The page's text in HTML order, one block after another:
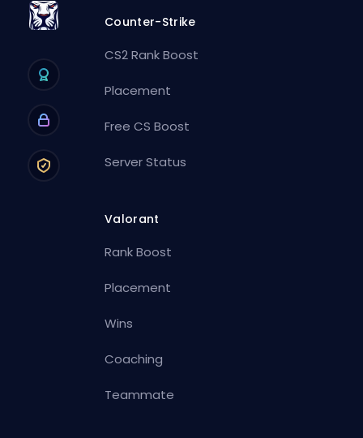
Counter-Strike
CS2 Rank Boost
Placement
Free CS Boost
Server Status
Valorant
Rank Boost
Placement
Wins
Coaching
Teammate